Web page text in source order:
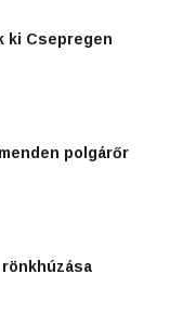
ki Csepregen
polgárőr